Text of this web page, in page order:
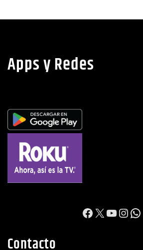
Apps y Redes
https://
X
Contacto